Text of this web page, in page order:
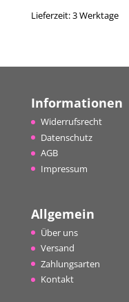
Lieferzeit:3 Werktage
Informationen
Widerrufsrecht
Datenschutz
AGB
Impressum
Allgemein
Über uns
Versand
Zahlungsarten
Kontakt